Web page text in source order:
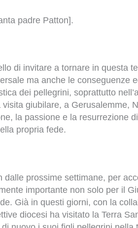
padre Patton].
di invitare a tornare in questa
ma anche le conseguenze
dei pellegrini, soprattutto
giubilare, a Gerusalemme,
la passione e la resurrezione
propria fede.
prossime settimane, per
importante non solo per il
Già in questi giorni, con la
diocesi ha visitato la Terra